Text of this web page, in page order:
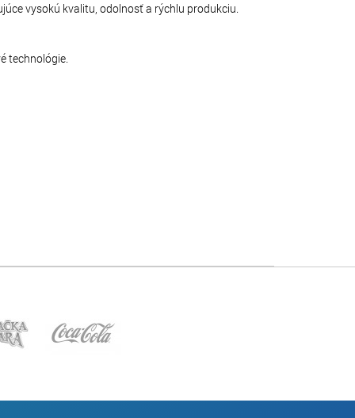
vysokú kvalitu, odolnosť a rýchlu produkciu.
technológie.